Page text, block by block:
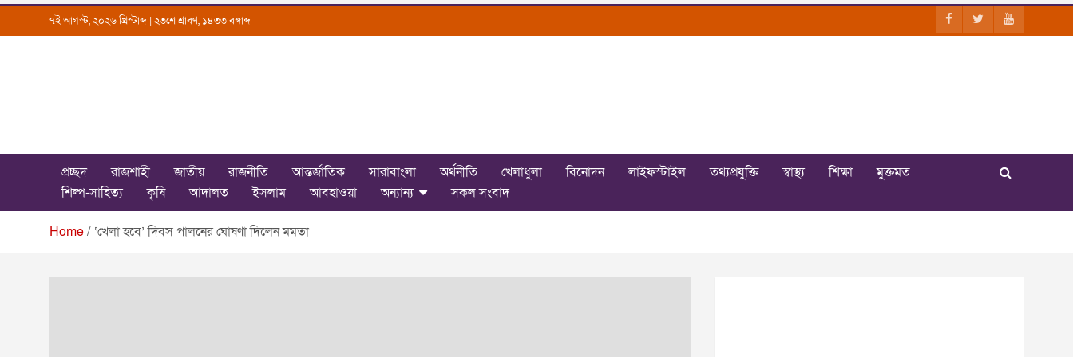
৭ই আগস্ট, ২০২৬ খ্রিস্টাব্দ | ২৩শে শ্রাবণ, ১৪৩৩ বঙ্গাব্দ
Uttarkantho
প্রচ্ছদ রাজশাহী জাতীয় রাজনীতি আন্তর্জাতিক সারাবাংলা অর্থনীতি খেলাধুলা বিনোদন লাইফস্টাইল তথ্যপ্রযুক্তি স্বাস্থ্য শিক্ষা
মুক্তমত
শিল্প-সাহিত্য
কৃষি আদালত ইসলাম আবহাওয়া অন্যান্য সকল সংবাদ
Home ‘খেলা হবে’ দিবস পালনের ঘোষণা দিলেন মমতা